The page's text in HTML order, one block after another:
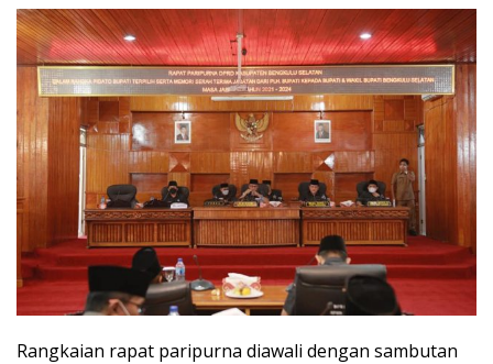
Rangkaian rapat paripurna diawali dengan sambutan